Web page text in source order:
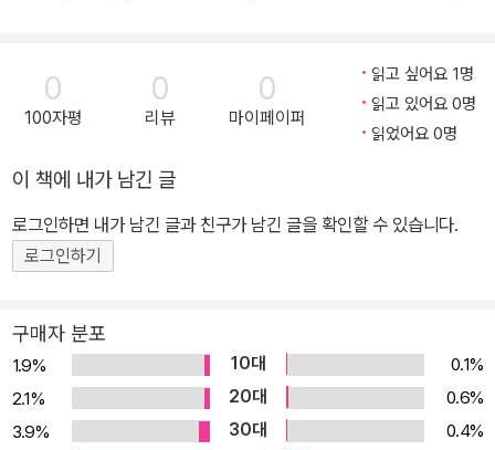
0
100자평
0
리뷰
0
마이페이퍼
읽고 싶어요 1명
읽고 있어요 0명
읽었어요 0명
이 책에 내가 남긴 글
로그인하면 내가 남긴 글과 친구가 남긴 글을 확인할 수 있습니다.
로그인하기
구매자 분포
1.9% 10대
0.1%
2.1%
20대
0.6%
3.9%
30대
0.4%